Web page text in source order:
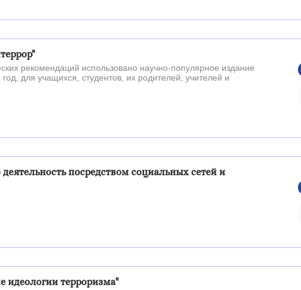
рекомендаций использовано научно-популярное издание
для учащихся, студентов, их родителей, учителей и
посредством социальных сетей и
идеологии терроризма"